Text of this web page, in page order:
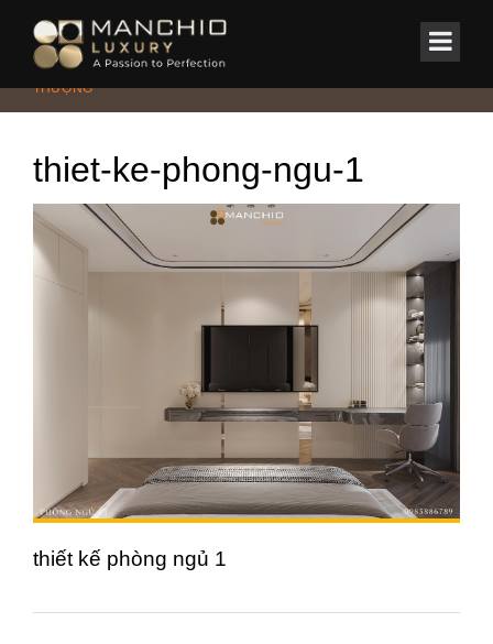
Home/HUONG LAN ROYAL – ĐƠN GIẢN LÀ SỰ TINH TẾ TỐI
THƯỢNG
thiet-ke-phong-ngu-1
thiết kế phòng ngủ 1